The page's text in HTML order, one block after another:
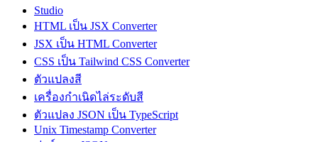
Studio
HTML เป็น JSX Converter
JSX เป็น HTML Converter
CSS เป็น Tailwind CSS Converter
ตัวแปลงสี
เครื่องกำเนิดไล่ระดับสี
ตัวแปลง JSON เป็น TypeScript
Unix Timestamp Converter